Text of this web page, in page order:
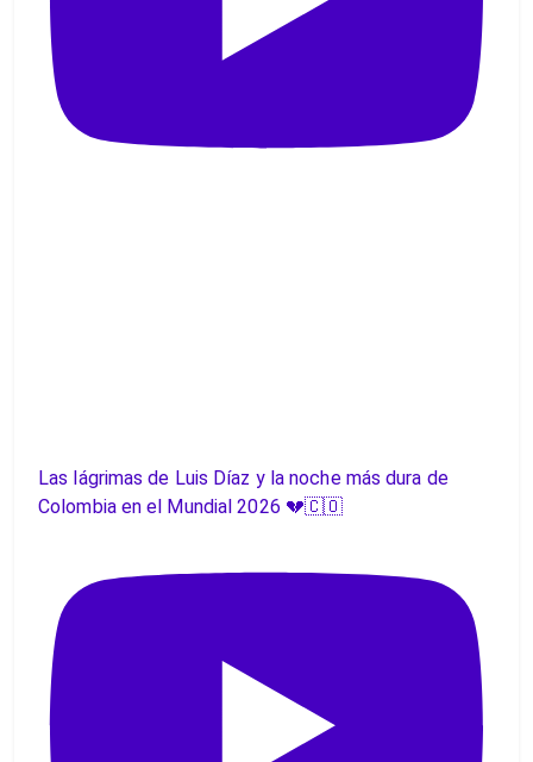
Las lágrimas de Luis Díaz y la noche más dura de
Colombia en el Mundial 2026 💔🇨🇴